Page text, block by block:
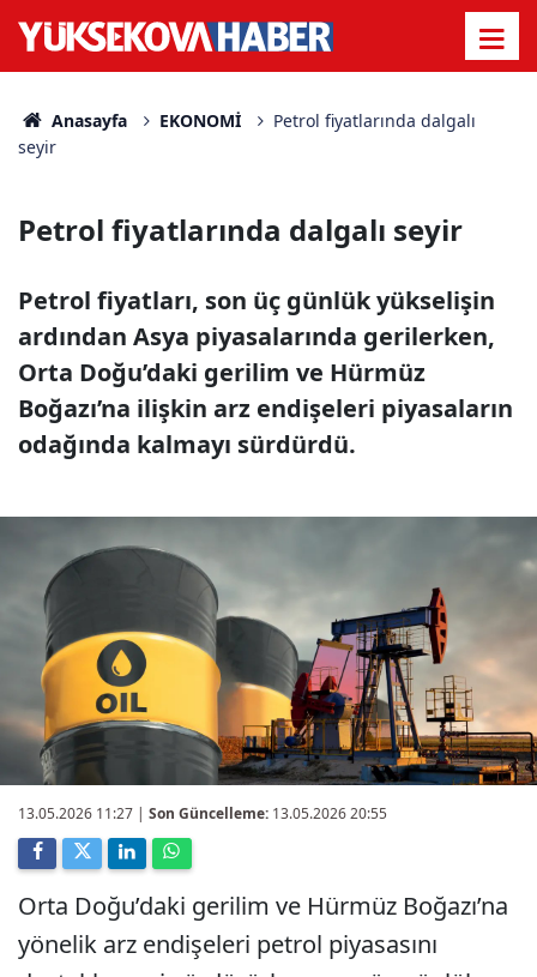
Anasayfa EKONOMİ
Petrol fiyatlarında dalgalı
seyir
Petrol fiyatlarında dalgalı seyir
Petrol fiyatları, son üç günlük yükselişin
ardından Asya piyasalarında gerilerken,
Orta Doğu’daki gerilim ve Hürmüz
Boğazı’na ilişkin arz endişeleri piyasaların
odağında kalmayı sürdürdü.
13.05.2026 11:27 | Son Güncelleme: 13.05.2026 20:55
Orta Doğu’daki gerilim ve Hürmüz Boğazı’na
yönelik arz endişeleri petrol piyasasını